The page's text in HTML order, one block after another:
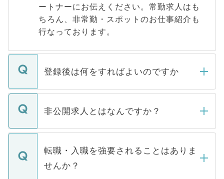
ートナーにお伝えください。常勤求人はも
ちろん、非常勤・スポットのお仕事紹介も
行なっております。
登録後は何をすればよいのですか
ご登録いただきましたら、弊社担当者がご
登録内容を確認し、その後メールもしくは
ます。通常、5営業日以内にはご連絡をせて
いただきますので、しばらくお待ちくださ
非公開求人とはなんですか？
マイナビDOCTORで取り扱っている求人の
うち約3割は、Webサイトからご覧いただ
けない「非公開求人」です。非公開求人は
下記の理由によって、一般には公開してい
転職・入職を強要されることはありま
せんか？